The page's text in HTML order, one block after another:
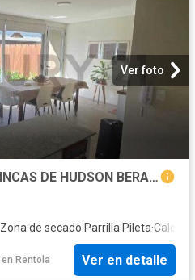
Ver foto
CASA EN ALQUILER EN FINCAS DE HUDSON BERAZATEGUI
Zona de secado·Parrilla·Pileta·
en Rentola Ver en detalle